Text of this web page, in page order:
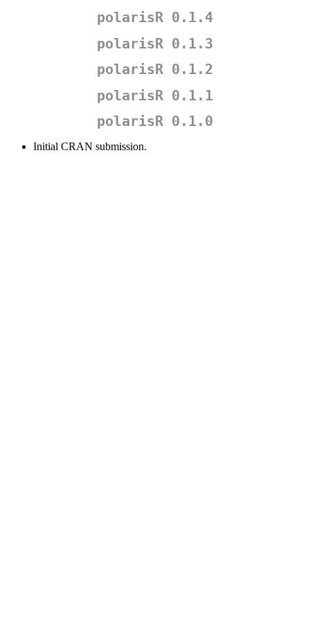
polarisR 0.1.4
polarisR 0.1.3
polarisR 0.1.2
polarisR 0.1.1
polarisR 0.1.0
Initial CRAN submission.